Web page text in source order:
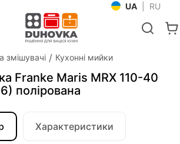
UA RU
змішувачі Кухонні мийки
Franke Maris MRX 110-40
полірована
Характеристики